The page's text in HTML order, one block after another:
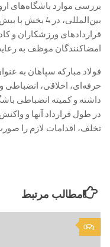
بررسی موارد باشگاه‌های
قراردادهای ورزشکاران و
امضاکنندگان موظف به
فولاد مبارکه سپاهان به
حرفه‌ای، اخلاقی، انضباطی
داشته و کمیته انضباطی
در طول قرارداد آنها و
تخلف، اقدامات لازم را
مطالب مرتبط
0